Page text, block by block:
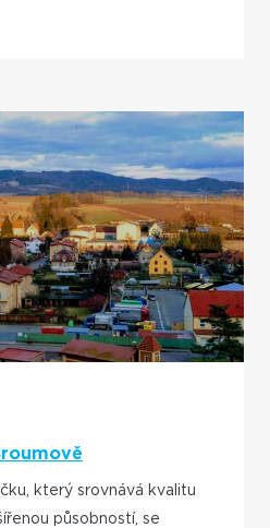
který srovnává kvalitu
působností, se